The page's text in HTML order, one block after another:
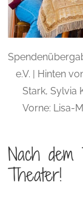
e.V. | Hinten
Stark, Sylvia
Vorne: Lisa-
Nach
Theater!